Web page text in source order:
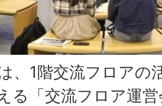
、1階交流フロアの
る「交流フロア運